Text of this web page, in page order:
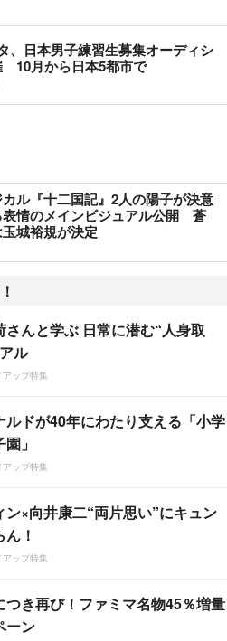
、日本男子練習生募集オーディシ
10月から日本5都市で
カル『十二国記』2人の陽子が決意
表情のメインビジュアル公開 蒼
城裕規が決定
さんと学ぶ 日常に潜む“人身取
ル
ップ特集
ルドが40年にわたり支える「小学
」
ップ特集
ン×向井康二“両片思い”にキュン
！
ップ特集
つき再び！ファミマ名物45％増量
ーン